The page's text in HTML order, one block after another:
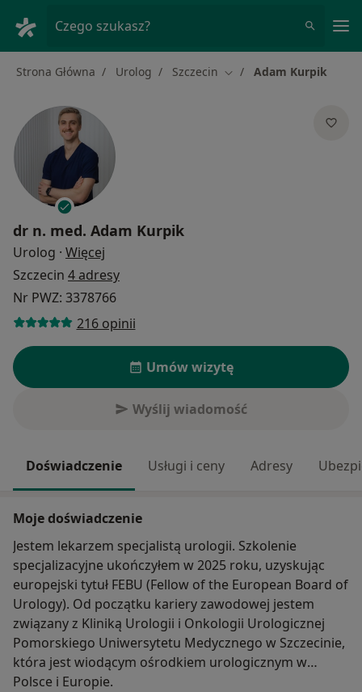
Czego szukasz?
Strona Główna Urolog Szczecin Zmień miasto
Adam Kurpik
dr n. med. Adam Kurpik
Urolog · Więcej
Szczecin 4 adresy
Nr PWZ: 3378766
216 opinii
Umów wizytę
Wyślij wiadomość
Doświadczenie Usługi i ceny Adresy
Moje doświadczenie
Jestem lekarzem specjalistą urologii. Szkolenie
specjalizacyjne ukończyłem w 2025 roku, uzyskując
europejski tytuł FEBU (Fellow of the European Board of
Urology). Od początku kariery zawodowej jestem
związany z Kliniką Urologii i Onkologii Urologicznej
Pomorskiego Uniwersytetu Medycznego w Szczecinie,
która jest wiodącym ośrodkiem urologicznym w
Polsce i Europie.